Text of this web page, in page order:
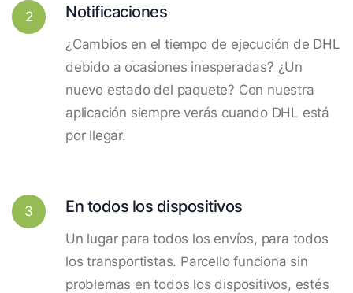
2 Notificaciones
¿Cambios en el tiempo de ejecución de DHL
debido a ocasiones inesperadas? ¿Un
nuevo estado del paquete? Con nuestra
aplicación siempre verás cuando DHL está
por llegar.
3 En todos los dispositivos
Un lugar para todos los envíos, para todos
los transportistas. Parcello funciona sin
problemas en todos los dispositivos, estés